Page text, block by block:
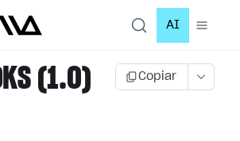
AI
(1.0) Copiar